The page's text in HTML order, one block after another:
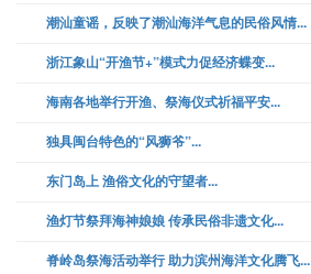
潮汕童谣，反映了潮汕海洋气息的民俗风情...
浙江象山“开渔节+”模式力促经济蝶变...
海南各地举行开渔、祭海仪式祈福平安...
独具闽台特色的“风狮爷”...
东门岛上 渔俗文化的守望者...
渔灯节祭拜海神娘娘 传承民俗非遗文化...
脊岭岛祭海活动举行 助力滨州海洋文化腾飞...